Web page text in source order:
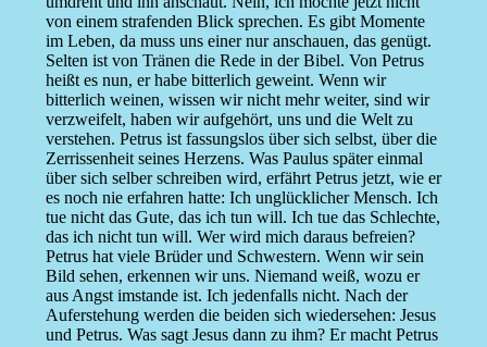
von einem strafenden Blick sprechen. Es gibt Momente
im Leben, da muss uns einer nur anschauen, das genügt.
Selten ist von Tränen die Rede in der Bibel. Von Petrus
heißt es nun, er habe bitterlich geweint. Wenn wir
bitterlich weinen, wissen wir nicht mehr weiter, sind wir
verzweifelt, haben wir aufgehört, uns und die Welt zu
verstehen. Petrus ist fassungslos über sich selbst, über die
Zerrissenheit seines Herzens. Was Paulus später einmal
über sich selber schreiben wird, erfährt Petrus jetzt, wie er
es noch nie erfahren hatte: Ich unglücklicher Mensch. Ich
tue nicht das Gute, das ich tun will. Ich tue das Schlechte,
das ich nicht tun will. Wer wird mich daraus befreien?
Petrus hat viele Brüder und Schwestern. Wenn wir sein
Bild sehen, erkennen wir uns. Niemand weiß, wozu er
aus Angst imstande ist. Ich jedenfalls nicht. Nach der
Auferstehung werden die beiden sich wiedersehen: Jesus
und Petrus. Was sagt Jesus dann zu ihm? Er macht Petrus